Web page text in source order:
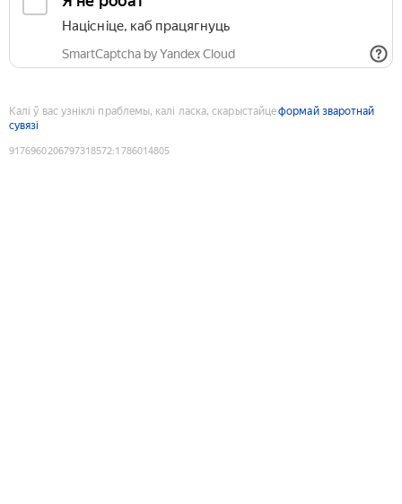
Націсніце, каб працягнуць
SmartCaptcha by Yandex Cloud
Калі ў вас узніклі праблемы, калі ласка, скарыстайцеформай зваротнай
сувязі
9176960206797318572:1786014805